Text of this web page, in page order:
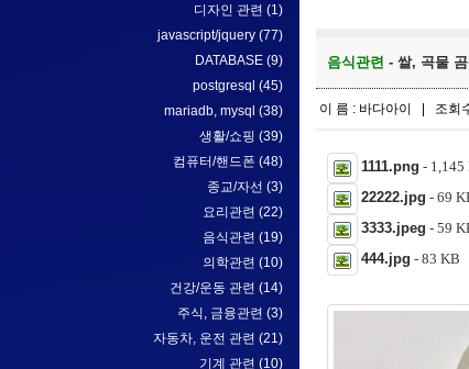
디자인 관련 (1)
javascript/jquery (77)
DATABASE (9)
postgresql (45)
mariadb, mysql (38)
생활/쇼핑 (39)
컴퓨터/핸드폰 (48)
종교/자선 (3)
요리관련 (22)
음식관련 (19)
의학관련 (10)
건강/운동 관련 (14)
주식, 금융관련 (3)
자동차, 운전 관련 (21)
기계 관련 (10)
음식관련 - 쌀, 곡물
이 름 : 바다아이 | 조회
1111.png -
22222.jpg - 69
3333.jpeg - 59
444.jpg - 83 KB